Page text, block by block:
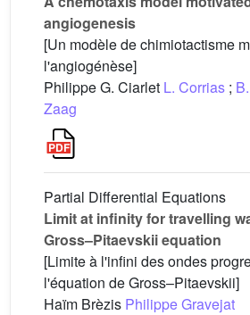
angiogenesis
[Un modèle de chimiotactisme
l'angiogénèse]
Philippe G. Ciarlet L. Corrias ;
Zaag
Partial Differential Equations
Limit at infinity for travelling
Gross–Pitaevskii equation
[Limite à l'infini des ondes
l'équation de Gross–Pitaevskii]
Haïm Brèzis Philippe Gravejat